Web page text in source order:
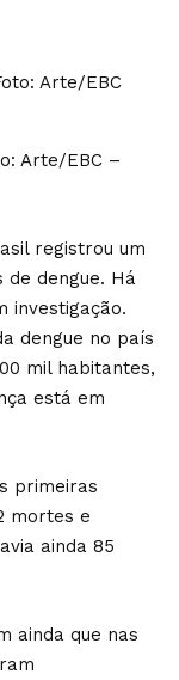
Arte/EBC –
registrou um
de dengue. Há
investigação.
dengue no país
mil habitantes,
está em
primeiras
mortes e
ainda 85
ainda que nas